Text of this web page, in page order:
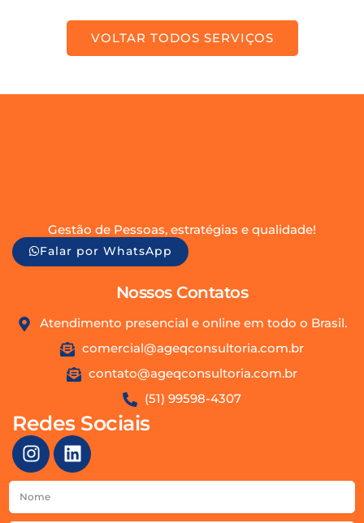
VOLTAR TODOS SERVIÇOS
Gestão de Pessoas, estratégias e qualidade!
Falar por WhatsApp
Nossos Contatos
Atendimento presencial e online em todo o Brasil.
comercial@ageqconsultoria.com.br
contato@ageqconsultoria.com.br
(51) 99598-4307
Redes Sociais
I
n
s
t
a
L
i
n
e
Nome